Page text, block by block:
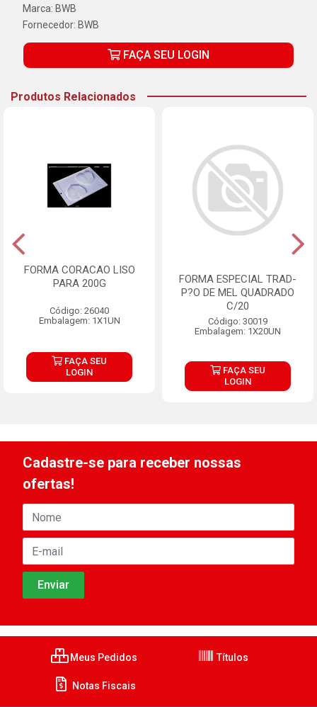
Marca: BWB
Fornecedor: BWB
FAÇA SEU LOGIN
Produtos Relacionados
FORMA CORACAO LISO
PARA 200G
Código: 26040
Embalagem: 1X1UN
FAÇA SEU
LOGIN
FORMA ESPECIAL TRAD-
P?O DE MEL QUADRADO
C/20
Código: 30019
Embalagem: 1X20UN
FAÇA SEU
LOGIN
Cadastre-se para receber nossas
ofertas!
Meus Pedidos Títulos
Notas Fiscais